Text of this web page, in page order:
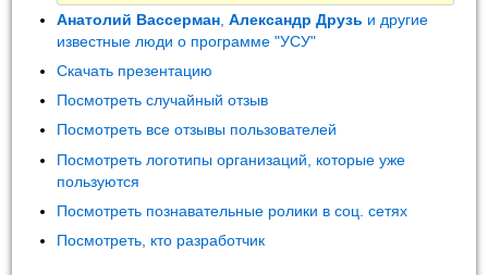
Анатолий Вассерман ,Александр Друзь и другие
известные люди о программе "УСУ"
Скачать презентацию
Посмотреть случайный отзыв
Посмотреть все отзывы пользователей
Посмотреть логотипы организаций, которые уже
пользуются
Посмотреть познавательные ролики в соц. сетях
Посмотреть, кто разработчик